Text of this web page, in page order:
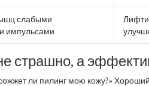
слабыми
импульсами
страшно, а
ли пилинг мою кожу?»